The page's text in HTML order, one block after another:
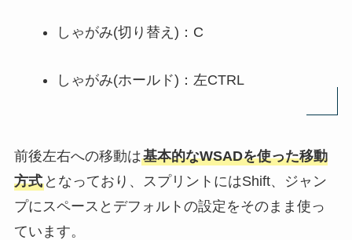
しゃがみ(切り替え)：C
しゃがみ(ホールド)：左CTRL
前後左右への移動は基本的なWSADを使った移動
方式となっており、スプリントにはShift、ジャン
プにスペースとデフォルトの設定をそのまま使っ
ています。